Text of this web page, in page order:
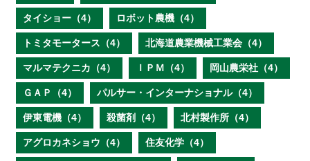
タイショー（4） ロボット農機（4）
トミタモータース（4） 北海道農業機械工業会（4）
マルマテクニカ（4） ＩＰＭ（4） 岡山農栄社（4）
ＧＡＰ（4） パルサー・インターナショナル（4）
伊東電機（4） 殺菌剤（4） 北村製作所（4）
アグロカネショウ（4） 住友化学（4）